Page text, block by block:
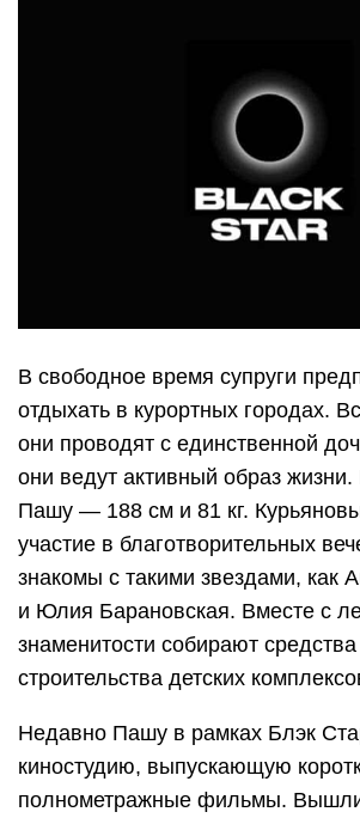
В свободное время супруги
отдыхать в курортных городах.
они проводят с единственной
они ведут активный образ жизни.
Пашу — 188 см и 81 кг.
участие в благотворительных
знакомы с такими звездами, как
и Юлия Барановская. Вместе с
знаменитости собирают
строительства детских
Недавно Пашу в рамках Блэк
киностудию, выпускающую
полнометражные фильмы.